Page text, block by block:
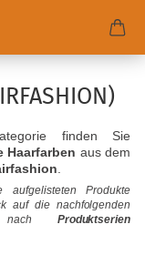
finden Sie
Haarfarben aus dem
Produkte
auf die nachfolgenden
nach Produktserien